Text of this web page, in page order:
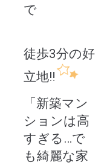
で
徒歩3分の好
立地‼
「新築マン
ションは高
すぎる…で
も綺麗な家